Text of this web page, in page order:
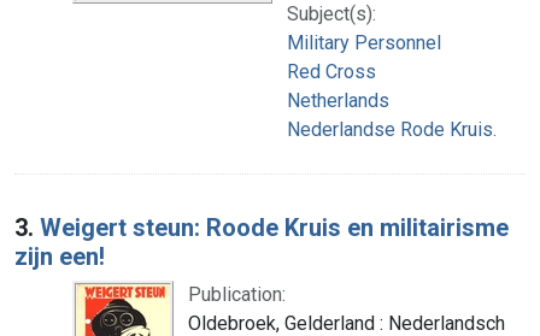
Subject(s):
Military Personnel
Red Cross
Netherlands
Nederlandse Rode Kruis.
3. Weigert steun: Roode Kruis en militairisme
zijn een!
Publication:
Oldebroek, Gelderland : Nederlandsch